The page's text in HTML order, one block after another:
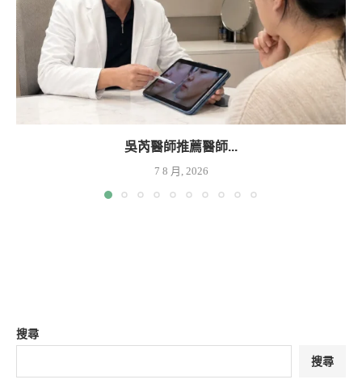
吳芮醫師推薦醫師...
7 8 月, 2026
搜尋
搜尋